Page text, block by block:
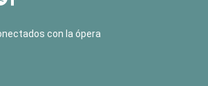
con la ópera